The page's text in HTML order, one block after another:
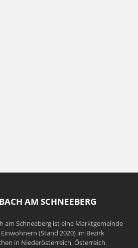
AM SCHNEEBERG
am Schneeberg ist eine Marktgemeinde
(Stand 2020) im Bezirk
in Niederösterreich, Österreich.